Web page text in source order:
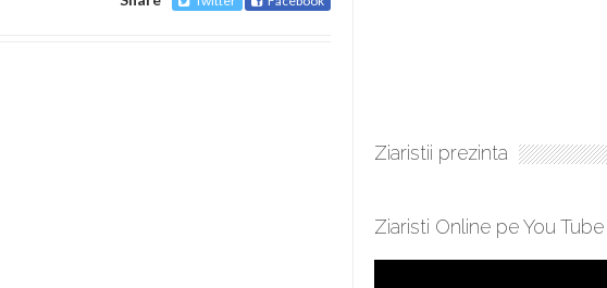
Ziaristii prezinta
Ziaristi Online pe You Tube